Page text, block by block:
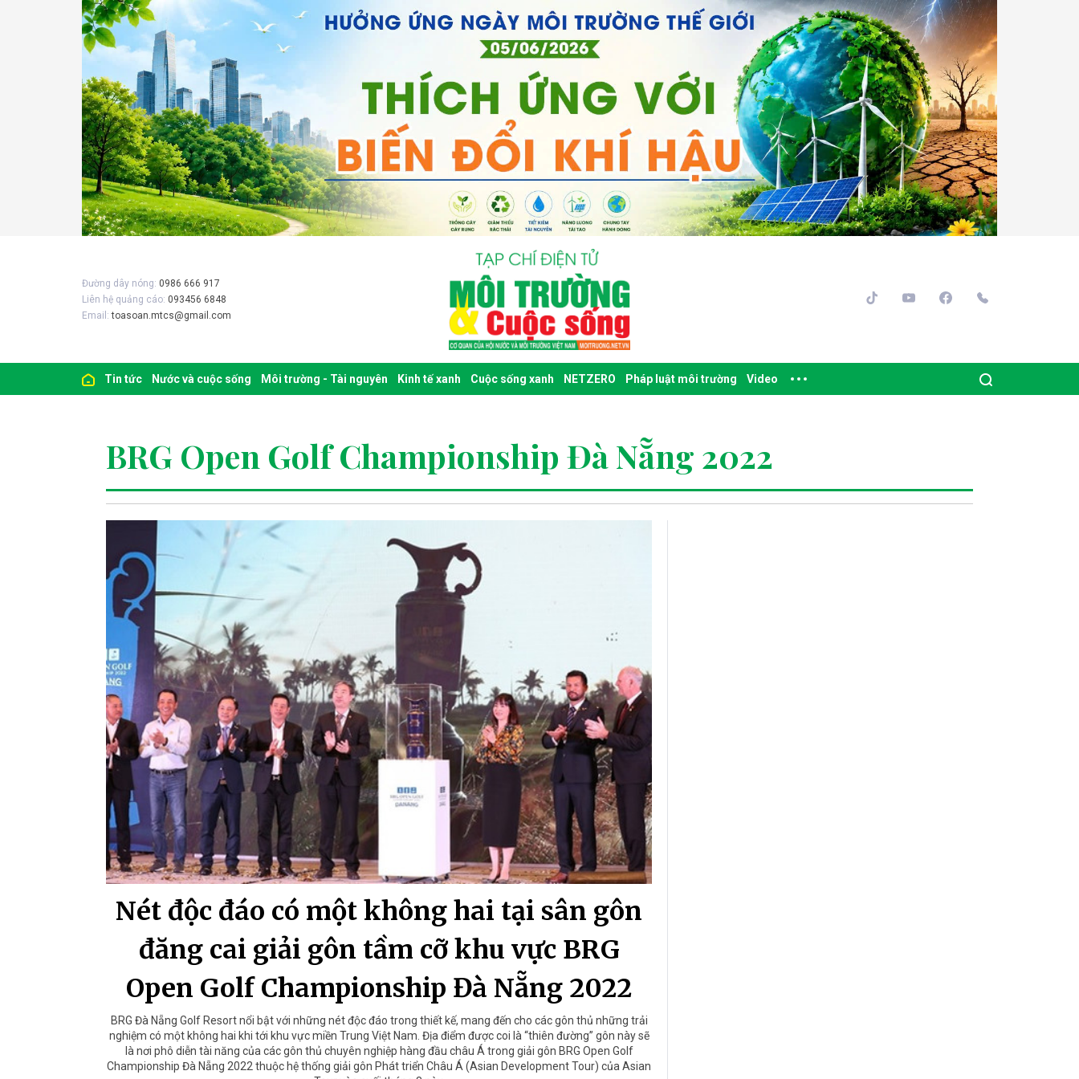
Đường dây nóng: 0986 666 917
Liên hệ quảng cáo: 093456 6848
Email:toasoan.mtcs@gmail.com
Tin tức Nước và cuộc sống Môi trường - Tài nguyên Kinh tế xanh Cuộc sống xanh NETZERO Pháp luật môi trường Video
BRG Open Golf Championship Đà Nẵng 2022
Nét độc đáo có một không hai tại sân gôn
đăng cai giải gôn tầm cỡ khu vực BRG
Open Golf Championship Đà Nẵng 2022
BRG Đà Nẵng Golf Resort nổi bật với những nét độc đáo trong thiết kế, mang đến cho các gôn thủ những trải
nghiệm có một không hai khi tới khu vực miền Trung Việt Nam. Địa điểm được coi là “thiên đường” gôn này sẽ
là nơi phô diễn tài năng của các gôn thủ chuyên nghiệp hàng đầu châu Á trong giải gôn BRG Open Golf
Championship Đà Nẵng 2022 thuộc hệ thống giải gôn Phát triển Châu Á (Asian Development Tour) của Asian